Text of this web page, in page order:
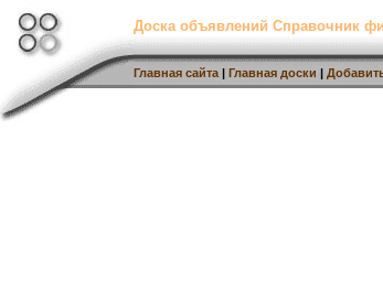
Доска объявлений Справочник
Главная сайта | Главная доски |